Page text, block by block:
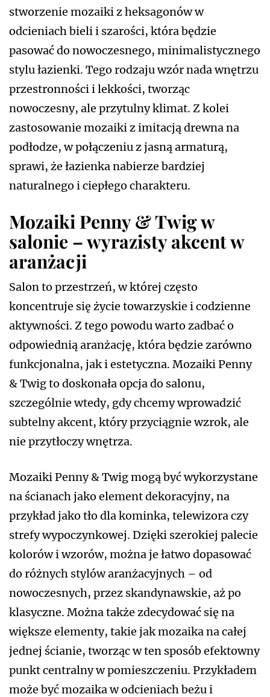
stworzenie mozaiki z heksagonów w
odcieniach bieli i szarości, która będzie
pasować do nowoczesnego, minimalistycznego
stylu łazienki. Tego rodzaju wzór nada wnętrzu
przestronności i lekkości, tworząc
nowoczesny, ale przytulny klimat. Z kolei
zastosowanie mozaiki z imitacją drewna na
podłodze, w połączeniu z jasną armaturą,
sprawi, że łazienka nabierze bardziej
naturalnego i ciepłego charakteru.
Mozaiki Penny & Twig w
salonie – wyrazisty akcent w
aranżacji
Salon to przestrzeń, w której często
koncentruje się życie towarzyskie i codzienne
aktywności. Z tego powodu warto zadbać o
odpowiednią aranżację, która będzie zarówno
funkcjonalna, jak i estetyczna. Mozaiki Penny
& Twig to doskonała opcja do salonu,
szczególnie wtedy, gdy chcemy wprowadzić
subtelny akcent, który przyciągnie wzrok, ale
nie przytłoczy wnętrza.
Mozaiki Penny & Twig mogą być wykorzystane
na ścianach jako element dekoracyjny, na
przykład jako tło dla kominka, telewizora czy
strefy wypoczynkowej. Dzięki szerokiej palecie
kolorów i wzorów, można je łatwo dopasować
do różnych stylów aranżacyjnych – od
nowoczesnych, przez skandynawskie, aż po
klasyczne. Można także zdecydować się na
większe elementy, takie jak mozaika na całej
jednej ścianie, tworząc w ten sposób efektowny
punkt centralny w pomieszczeniu. Przykładem
może być mozaika w odcieniach beżu i